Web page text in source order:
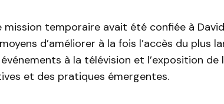
mission temporaire avait été confiée à
d’améliorer à la fois l’accès du plus
à la télévision et l’exposition de
et des pratiques émergentes.